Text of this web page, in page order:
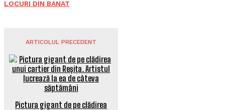
LOCURI DIN BANAT
ARTICOLUL PRECEDENT
Pictura gigant de pe clădirea